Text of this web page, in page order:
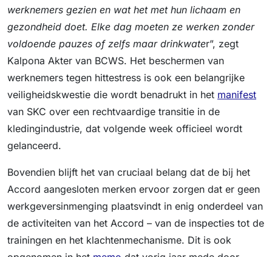
werknemers gezien en wat het met hun lichaam en
gezondheid doet. Elke dag moeten ze werken zonder
voldoende pauzes of zelfs maar drinkwater”, zegt
Kalpona Akter van BCWS. Het beschermen van
werknemers tegen hittestress is ook een belangrijke
veiligheidskwestie die wordt benadrukt in het manifest
van SKC over een rechtvaardige transitie in de
kledingindustrie, dat volgende week officieel wordt
gelanceerd.
Bovendien blijft het van cruciaal belang dat de bij het
Accord aangesloten merken ervoor zorgen dat er geen
werkgeversinmenging plaatsvindt in enig onderdeel van
de activiteiten van het Accord – van de inspecties tot de
trainingen en het klachtenmechanisme. Dit is ook